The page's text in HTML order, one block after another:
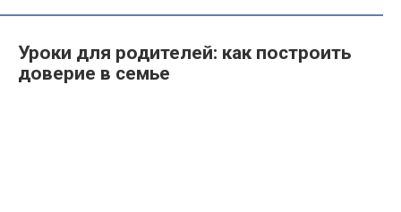
Уроки для родителей: как построить
доверие в семье